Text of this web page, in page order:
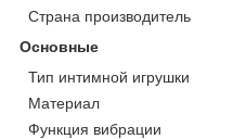
Страна производитель
Основные
Тип интимной игрушки
Материал
Функция вибрации